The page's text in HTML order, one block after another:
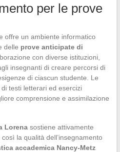
per le prove
offre un ambiente informatico
delle prove anticipate di
con diverse istituzioni,
insegnanti di creare percorsi di
di ciascun studente. Le
testi letterari ed esercizi
comprensione e assimilazione
Lorenasostiene attivamente
la qualità dell’insegnamento
accademica Nancy-Metz